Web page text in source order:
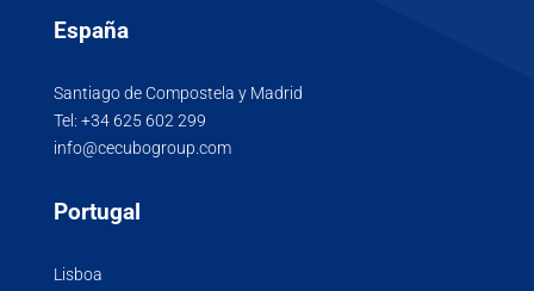
España
Santiago de Compostela y Madrid
Tel: +34 625 602 299
info@cecubogroup.com
Portugal
Lisboa